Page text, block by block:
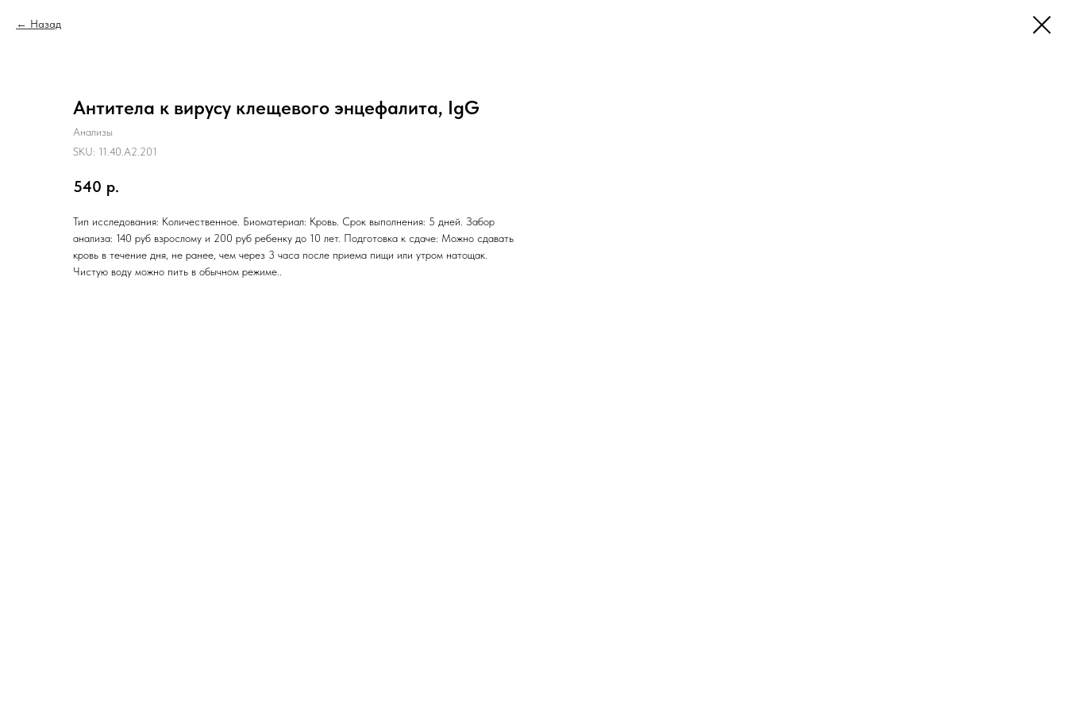
Назад
Антитела к вирусу клещевого энцефалита, IgG
Анализы
SKU: 11.40.A2.201
540 р.
Тип исследования: Количественное. Биоматериал: Кровь. Срок выполнения: 5 дней. Забор
анализа: 140 руб взрослому и 200 руб ребенку до 10 лет. Подготовка к сдаче: Можно сдавать
кровь в течение дня, не ранее, чем через 3 часа после приема пищи или утром натощак.
Чистую воду можно пить в обычном режиме..